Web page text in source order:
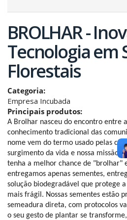
BROLHAR -
Tecnologia em
Florestais
Categoria:
Empresa Incubada
Principais produtos:
A Brolhar nasceu do encontro entre
conhecimento tradicional das
nome vem do termo usado pelas
surgimento da vida e nossa missão
tenha a melhor chance de "brolhar"
entregamos apenas sementes,
solução biodegradável que protege
mais frágil. Nossas sementes estão
semeadura direta, com protocolos
o seu gesto de plantar se